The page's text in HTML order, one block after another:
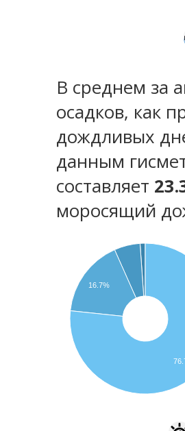
В среднем за
осадков, как
дождливых
данным
составляет
моросящий
16.7%